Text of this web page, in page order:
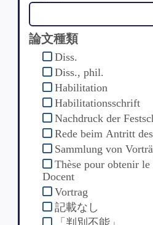
論文種類
Diss.
Diss., phil.
Habilitation
Habilitationsschrift
Nachdruck der
Rede beim Antritt
Sammlung von
Thèse pour obtenir
Docent
Vortrag
記載なし